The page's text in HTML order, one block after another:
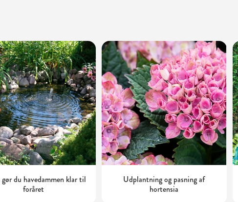
gør du havedammen klar til
foråret
Udplantning og pasning af
hortensia